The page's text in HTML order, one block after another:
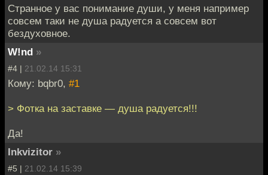
Странное у вас понимание души, у меня например
совсем таки не душа радуется а совсем вот
бездуховное.
W!nd »
#4 | 21.02.14 15:31
Кому: bqbr0, #1
> Фотка на заставке — душа радуется!!!
Да!
Inkvizitor »
#5 | 21.02.14 15:39